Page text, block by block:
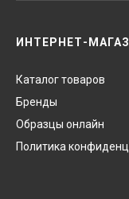
ИНТЕРНЕТ-
Каталог товаров
Бренды
Образцы онлайн
Политика